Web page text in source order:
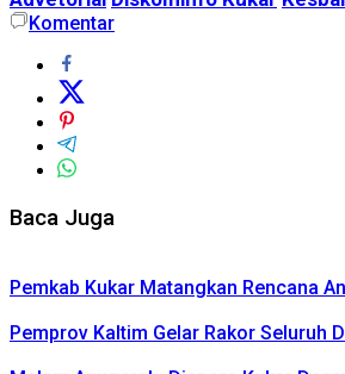
Komentar
Baca Juga
Pemkab Kukar Matangkan Rencana
Pemprov Kaltim Gelar Rakor Seluruh